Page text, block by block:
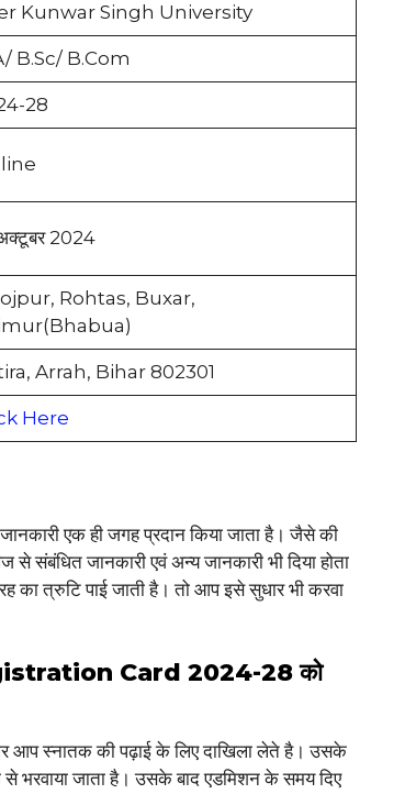
Kunwar Singh University
B.Sc/ B.Com
28
2024
Rohtas, Buxar,
Arrah, Bihar 802301
Here
एक ही जगह प्रदान किया जाता है। जैसे की
संबंधित जानकारी एवं अन्य जानकारी भी दिया होता
का त्रुटि पाई जाती है। तो आप इसे सुधार भी करवा
Card 2024-28 को
आप स्नातक की पढ़ाई के लिए दाखिला लेते है। उसके
भरवाया जाता है। उसके बाद एडमिशन के समय दिए